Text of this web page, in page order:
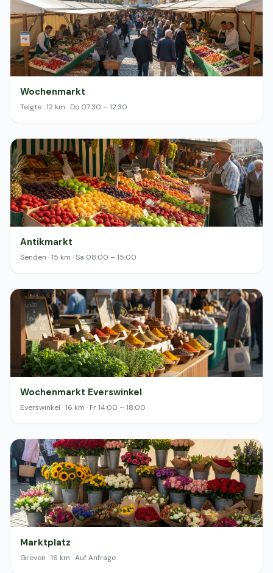
Wochenmarkt
Telgte · 12 km · Do 07:30 – 12:30
Antikmarkt
Senden · 15 km · Sa 08:00 – 15:00
Wochenmarkt Everswinkel
Everswinkel · 16 km · Fr 14:00 – 18:00
Marktplatz
Greven · 16 km · Auf Anfrage